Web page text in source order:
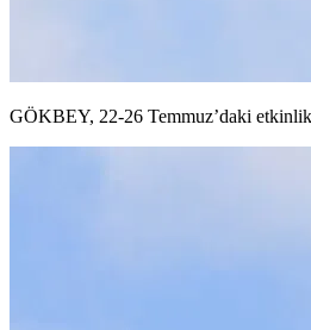
GÖKBEY, 22-26 Temmuz’daki